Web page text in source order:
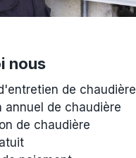
nous
de chaudière
annuel de chaudière
de chaudière